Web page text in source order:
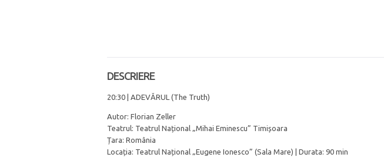
DESCRIERE
20:30 | ADEVĂRUL (The Truth)
Autor: Florian Zeller
Teatrul: Teatrul Național „Mihai Eminescu” Timișoara
Țara: România
Locația: Teatrul Național „Eugene Ionesco” (Sala Mare) | Durata: 90 min